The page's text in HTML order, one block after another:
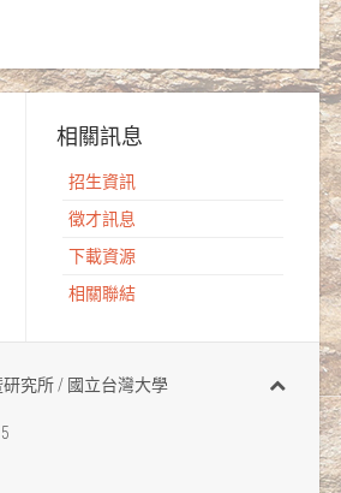
相關訊息
招生資訊
徵才訊息
下載資源
相關聯結
研究所 / 國立台灣大學